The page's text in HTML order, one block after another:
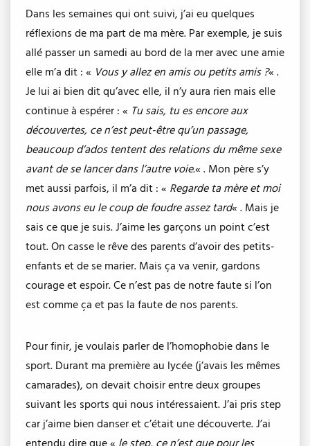
Dans les semaines qui ont suivi, j’ai eu quelques
réflexions de ma part de ma mère. Par exemple, je suis
allé passer un samedi au bord de la mer avec une amie
elle m’a dit : « Vous y allez en amis ou petits amis ?« .
Je lui ai bien dit qu’avec elle, il n’y aura rien mais elle
continue à espérer : « Tu sais, tu es encore aux
découvertes, ce n’est peut-être qu’un passage,
beaucoup d’ados tentent des relations du même sexe
avant de se lancer dans l’autre voie.« . Mon père s’y
met aussi parfois, il m’a dit : « Regarde ta mère et moi
nous avons eu le coup de foudre assez tard« . Mais je
sais ce que je suis. J’aime les garçons un point c’est
tout. On casse le rêve des parents d’avoir des petits-
enfants et de se marier. Mais ça va venir, gardons
courage et espoir. Ce n’est pas de notre faute si l’on
est comme ça et pas la faute de nos parents.
Pour finir, je voulais parler de l’homophobie dans le
sport. Durant ma première au lycée (j’avais les mêmes
camarades), on devait choisir entre deux groupes
suivant les sports qui nous intéressaient. J’ai pris step
car j’aime bien danser et c’était une découverte. J’ai